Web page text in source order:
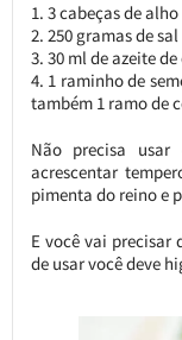
3 cabeças de alho
250 gramas de sal
30 ml de azeite
1 raminho de
também 1 ramo de
Não precisa
acrescentar
pimenta do reino e
E você vai precisar
de usar você deve